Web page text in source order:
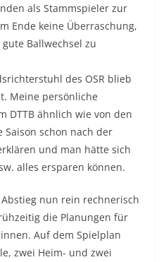
als Stammspieler zur
Ende keine Überraschung,
Ballwechsel zu
des OSR blieb
Meine persönliche
DTTB ähnlich wie von den
Saison schon nach der
und man hätte sich
alles ersparen können.
nun rein rechnerisch
die Planungen für
Auf dem Spielplan
zwei Heim- und zwei